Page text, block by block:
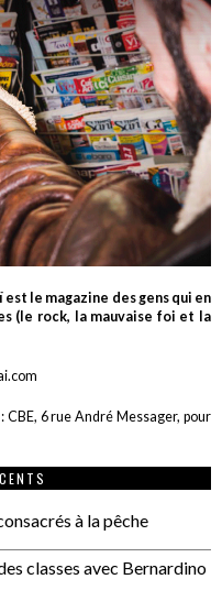
le magazine des gens qui en
(le rock, la mauvaise foi et la
CBE, 6 rue André Messager, pour
à la pêche
classes avec Bernardino